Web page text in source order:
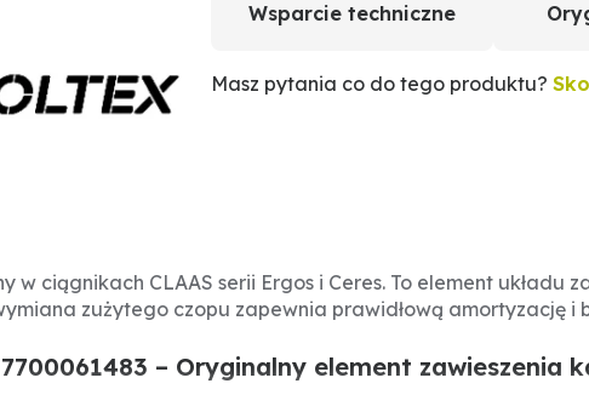
Wsparcie techniczne
Masz pytania co do tego produktu?
ciągnikach CLAAS serii Ergos i Ceres. To element układu
zużytego czopu zapewnia prawidłową amortyzację i
– Oryginalny element zawieszenia